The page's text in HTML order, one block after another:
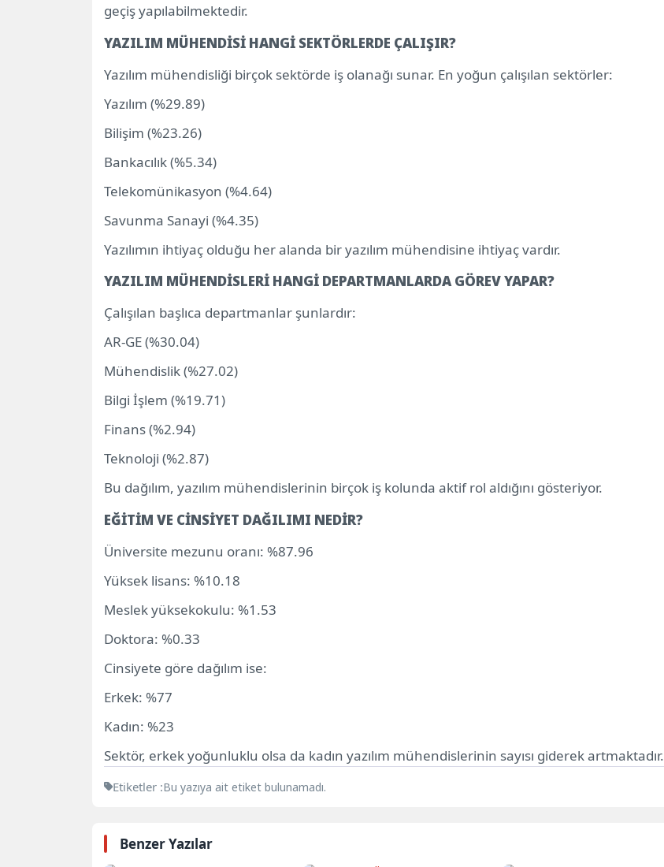
geçiş yapılabilmektedir.
YAZILIM MÜHENDİSİ HANGİ SEKTÖRLERDE ÇALIŞIR?
Yazılım mühendisliği birçok sektörde iş olanağı sunar. En yoğun çalışılan sektörler:
Yazılım (%29.89)
Bilişim (%23.26)
Bankacılık (%5.34)
Telekomünikasyon (%4.64)
Savunma Sanayi (%4.35)
Yazılımın ihtiyaç olduğu her alanda bir yazılım mühendisine ihtiyaç vardır.
YAZILIM MÜHENDİSLERİ HANGİ DEPARTMANLARDA GÖREV YAPAR?
Çalışılan başlıca departmanlar şunlardır:
AR-GE (%30.04)
Mühendislik (%27.02)
Bilgi İşlem (%19.71)
Finans (%2.94)
Teknoloji (%2.87)
Bu dağılım, yazılım mühendislerinin birçok iş kolunda aktif rol aldığını gösteriyor.
EĞİTİM VE CİNSİYET DAĞILIMI NEDİR?
Üniversite mezunu oranı: %87.96
Yüksek lisans: %10.18
Meslek yüksekokulu: %1.53
Doktora: %0.33
Cinsiyete göre dağılım ise:
Erkek: %77
Kadın: %23
Sektör, erkek yoğunluklu olsa da kadın yazılım mühendislerinin sayısı giderek artmaktadır.
Etiketler :Bu yazıya ait etiket bulunamadı.
Benzer Yazılar